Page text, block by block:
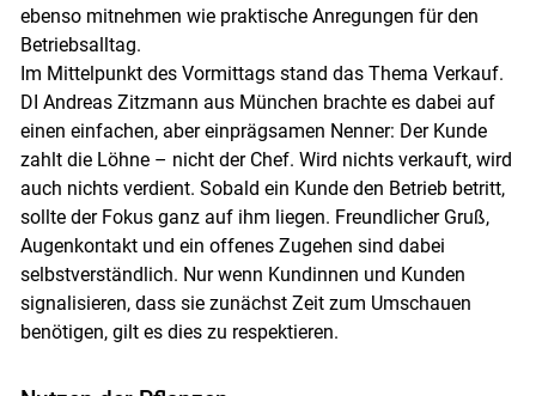
ebenso mitnehmen wie praktische Anregungen für den
Betriebsalltag.
Im Mittelpunkt des Vormittags stand das Thema Verkauf.
DI Andreas Zitzmann aus München brachte es dabei auf
einen einfachen, aber einprägsamen Nenner: Der Kunde
zahlt die Löhne – nicht der Chef. Wird nichts verkauft, wird
auch nichts verdient. Sobald ein Kunde den Betrieb betritt,
sollte der Fokus ganz auf ihm liegen. Freundlicher Gruß,
Augenkontakt und ein offenes Zugehen sind dabei
selbstverständlich. Nur wenn Kundinnen und Kunden
signalisieren, dass sie zunächst Zeit zum Umschauen
benötigen, gilt es dies zu respektieren.